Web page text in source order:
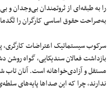
را به طبقه‌ای از ثروتمندان بی‌وجدان
به‌صراحت حقوق اساسی کارگران را
سرکوب سیستماتیک اعتراضات کارگری،
بازداشت فعالان سندیکایی، گواه
مستقل و آزادی‌خواهانه است. آنان
ندارند، چرا که این صداها پایه‌های